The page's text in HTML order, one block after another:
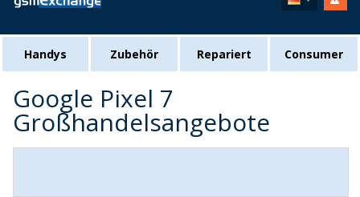
Handys Zubehör Repariert Consumer
Google Pixel 7
Großhandelsangebote